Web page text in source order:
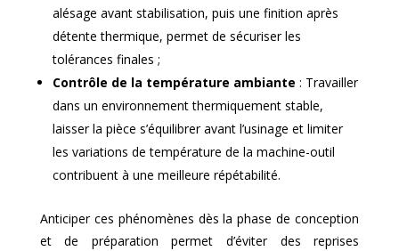
alésage avant stabilisation, puis une finition après
détente thermique, permet de sécuriser les
tolérances finales ;
Contrôle de la température ambiante : Travailler
dans un environnement thermiquement stable,
laisser la pièce s’équilibrer avant l’usinage et limiter
les variations de température de la machine-outil
contribuent à une meilleure répétabilité.
Anticiper ces phénomènes dès la phase de conception
et de préparation permet d’éviter des reprises